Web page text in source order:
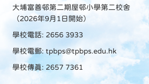
大埔富善邨第二期屋邨小學第二校舍
（2026年9月1日開始）
學校電話: 2656 3933
學校電郵: tpbps@tpbps.edu.hk
學校傳真: 2657 7361